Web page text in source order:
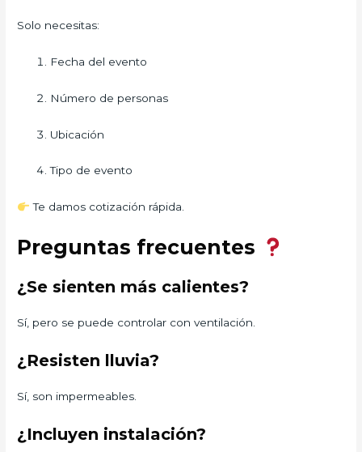
Solo necesitas:
Fecha del evento
Número de personas
Ubicación
Tipo de evento
Te damos cotización rápida.
Preguntas frecuentes
¿Se sienten más calientes?
Sí, pero se puede controlar con ventilación.
¿Resisten lluvia?
Sí, son impermeables.
¿Incluyen instalación?